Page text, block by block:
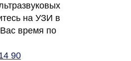
на УЗИ в
время по
90